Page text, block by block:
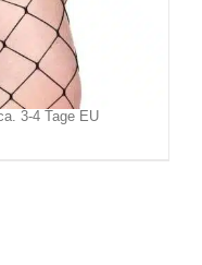
3-4 Tage EU